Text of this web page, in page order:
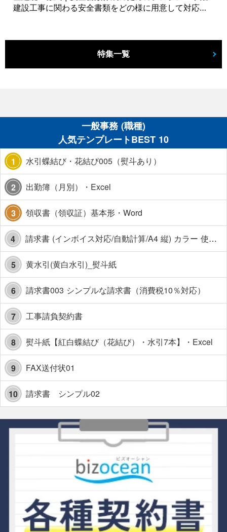
建設工事に関わる安全書類をどの様に用意して対応するか？関連書式テンプレートから書き方の注意点などの役立つコラムをbizoceanがお届けします。
特集一覧
一般事務 (職種)
人気テンプレートBEST 10
1 水引蝶結び・花結び005（熨斗あり）
2 出勤簿（月別）・Excel
3 領収書（領収証）基本形・Word
4 請求書 (インボイス対応/自動計算/A4 縦) カラー 使い方解説あり
5 黄水引(黄白水引)_熨斗紙
6 請求書003 シンプルな請求書（消費税10％対応）
7 工事請負契約書
8 熨斗紙【紅白蝶結び（花結び）・水引7本】・Excel
9 FAX送付状01
10 請求書 シンプル02